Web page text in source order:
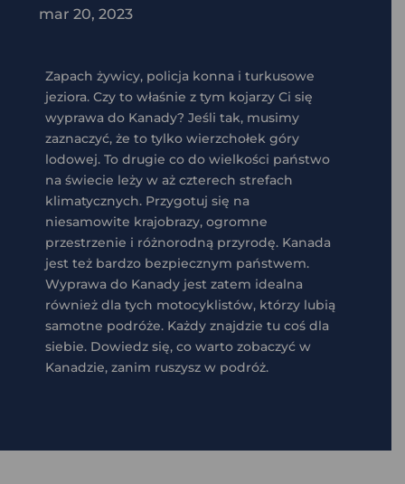
mar 20, 2023
Zapach żywicy, policja konna i turkusowe
jeziora. Czy to właśnie z tym kojarzy Ci się
wyprawa do Kanady? Jeśli tak, musimy
zaznaczyć, że to tylko wierzchołek góry
lodowej. To drugie co do wielkości państwo
na świecie leży w aż czterech strefach
klimatycznych. Przygotuj się na
niesamowite krajobrazy, ogromne
przestrzenie i różnorodną przyrodę. Kanada
jest też bardzo bezpiecznym państwem.
Wyprawa do Kanady jest zatem idealna
również dla tych motocyklistów, którzy lubią
samotne podróże. Każdy znajdzie tu coś dla
siebie. Dowiedz się, co warto zobaczyć w
Kanadzie, zanim ruszysz w podróż.